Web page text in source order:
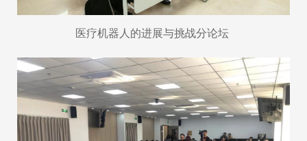
医疗机器人的进展与挑战分论坛